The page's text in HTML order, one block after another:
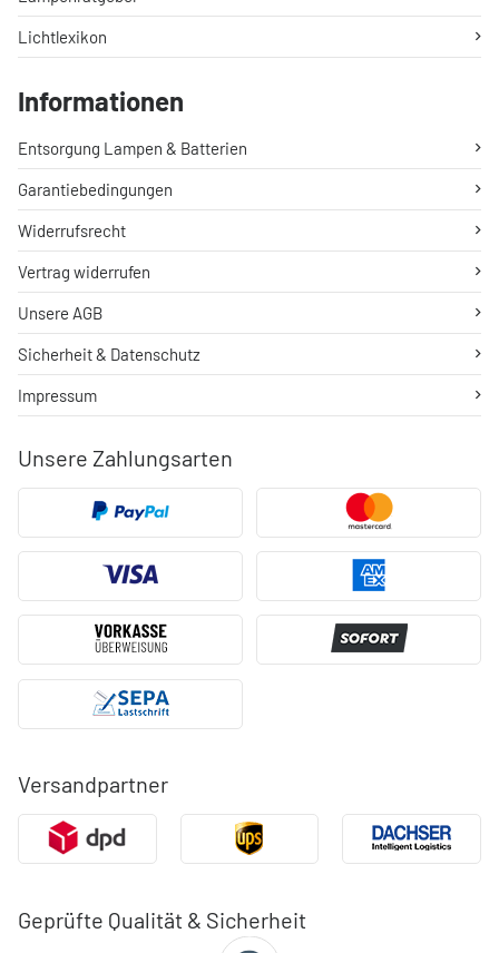
Unsere Zahlungsarten
Versandpartner
Geprüfte Qualität & Sicherheit
Lichtlexikon
Informationen
Entsorgung Lampen & Batterien
Garantiebedingungen
Widerrufsrecht
Vertrag widerrufen
Unsere AGB
Sicherheit & Datenschutz
Impressum